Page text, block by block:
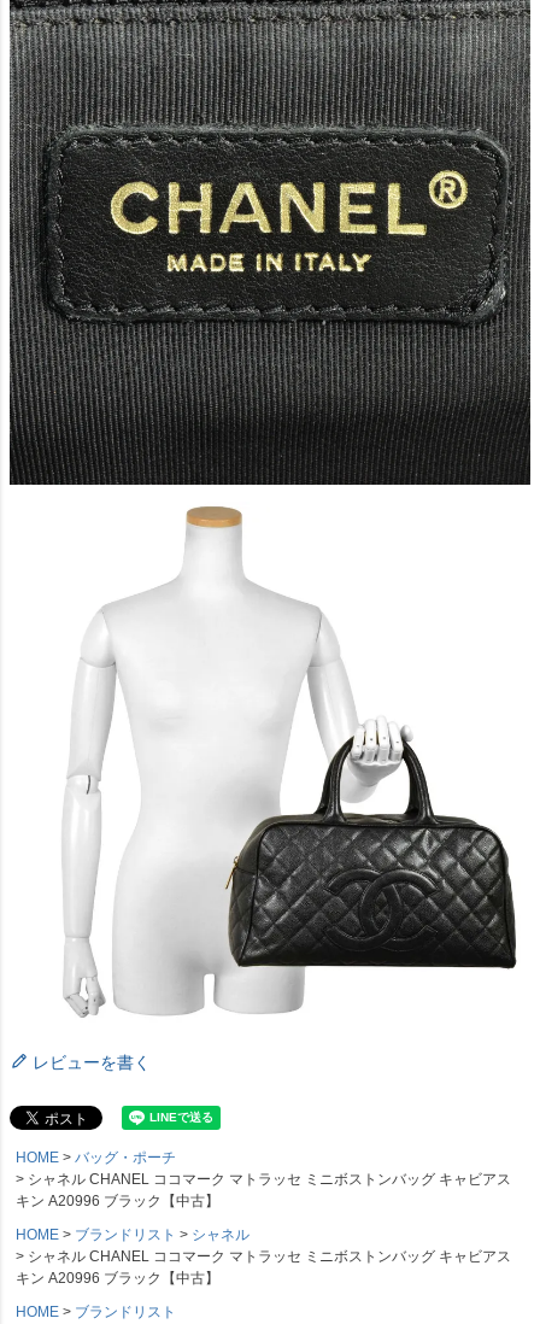
レビューを書く
HOME
バッグ・ポーチ
シャネル CHANEL ココマーク マトラッセ ミニボストンバッグ キャビアス
キン A20996 ブラック【中古】
HOME
ブランドリスト
シャネル
シャネル CHANEL ココマーク マトラッセ ミニボストンバッグ キャビアス
キン A20996 ブラック【中古】
HOME
ブランドリスト